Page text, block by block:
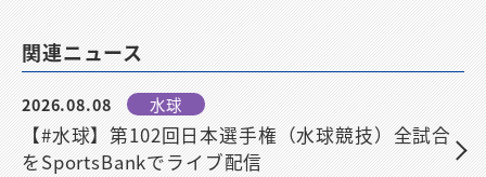
関連ニュース
2026.08.08 水球
【#水球】第102回日本選手権（水球競技）全試合
をSportsBankでライブ配信